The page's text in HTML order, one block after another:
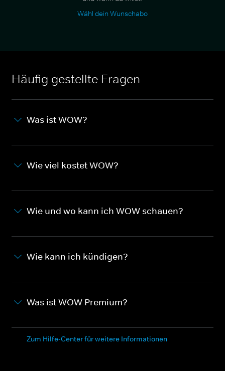
Wähl dein Wunschabo
Häufig gestellte Fragen
Was ist WOW?
Wie viel kostet WOW?
Wie und wo kann ich WOW schauen?
Wie kann ich kündigen?
Was ist WOW Premium?
Zum Hilfe-Center für weitere Informationen